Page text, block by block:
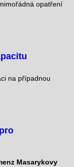
opatření
na případnou
Masarykovy